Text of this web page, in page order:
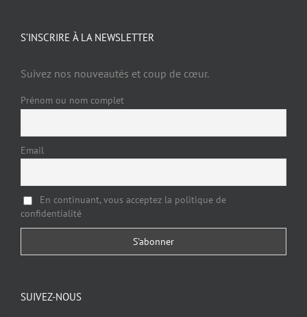
S’INSCRIRE À LA NEWSLETTER
Suivez nos nouveautés et coup de cœur.
Prénom ou nom complet
Email
En continuant, vous acceptez la politique de
confidentialité
SUIVEZ-NOUS